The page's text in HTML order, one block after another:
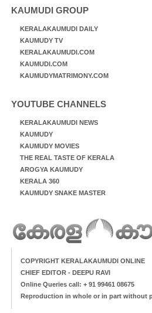
KAUMUDI GROUP
KERALAKAUMUDI DAILY
KAUMUDY TV
KERALAKAUMUDI.COM
KAUMUDI.COM
KAUMUDYMATRIMONY.COM
YOUTUBE CHANNELS
KERALAKAUMUDI NEWS
KAUMUDY
KAUMUDY MOVIES
THE REAL TASTE OF KERALA
AROGYA KAUMUDY
KERALA 360
KAUMUDY SNAKE MASTER
COPYRIGHT KERALAKAUMUDI ONLINE
CHIEF EDITOR - DEEPU RAVI
Online Queries call: + 91 99461 08675
Reproduction in whole or in part without